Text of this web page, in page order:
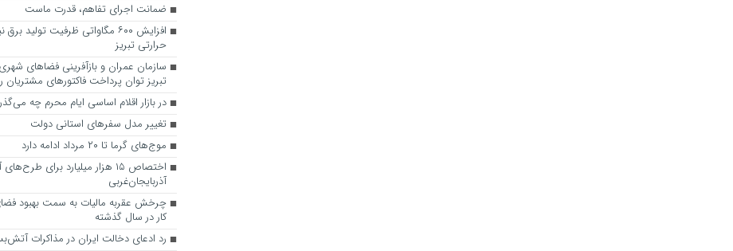
ضمانت اجرای تفاهم، قدرت ماست
افزایش ۶۰۰ مگاواتی ظرفیت تولید برق
حرارتی تبریز
سازمان عمران و بازآفرینی فضاهای
تبریز توان پرداخت فاکتورهای مشتریان
در بازار اقلام اساسی ایام محرم چه
تغییر مدل سفرهای استانی دولت
موج‌های گرما تا ۲۰ مرداد ادامه دارد
اختصاص ۱۵ هزار میلیارد برای
آذربایجان‌غربی
چرخش عقربه مالیات به سمت بهبود
کار در سال گذشته
رد ادعای دخالت ایران در مذاکرات